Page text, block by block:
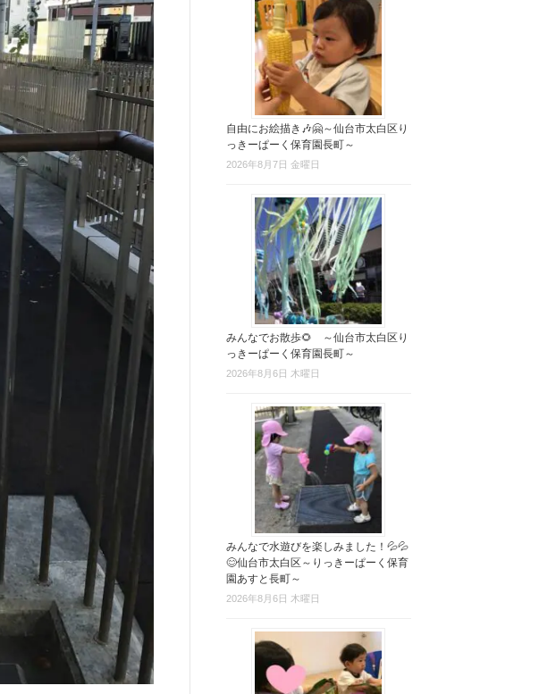
自由にお絵描き🎶🤗～仙台市太白区り
っきーぱーく保育園長町～
2026年8月7日 金曜日
みんなでお散歩🌻 ～仙台市太白区り
っきーぱーく保育園長町～
2026年8月6日 木曜日
みんなで水遊びを楽しみました！💦💦
😊仙台市太白区～りっきーぱーく保育
園あすと長町～
2026年8月6日 木曜日